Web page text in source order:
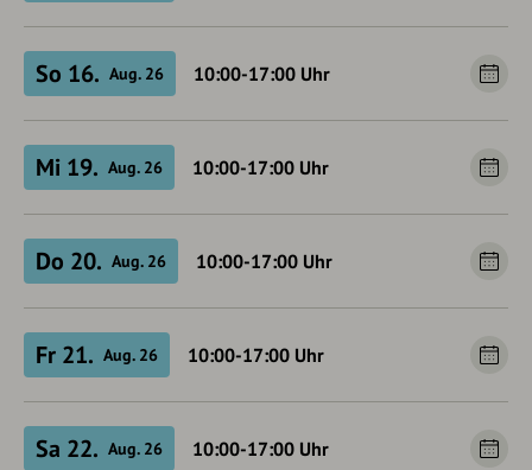
So 16. Aug. 26 10:00-17:00 Uhr
Mi 19. Aug. 26 10:00-17:00 Uhr
Do 20. Aug. 26 10:00-17:00 Uhr
Fr 21. Aug. 26 10:00-17:00 Uhr
Sa 22. Aug. 26 10:00-17:00 Uhr